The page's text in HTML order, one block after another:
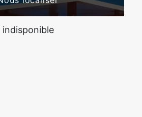
indisponible